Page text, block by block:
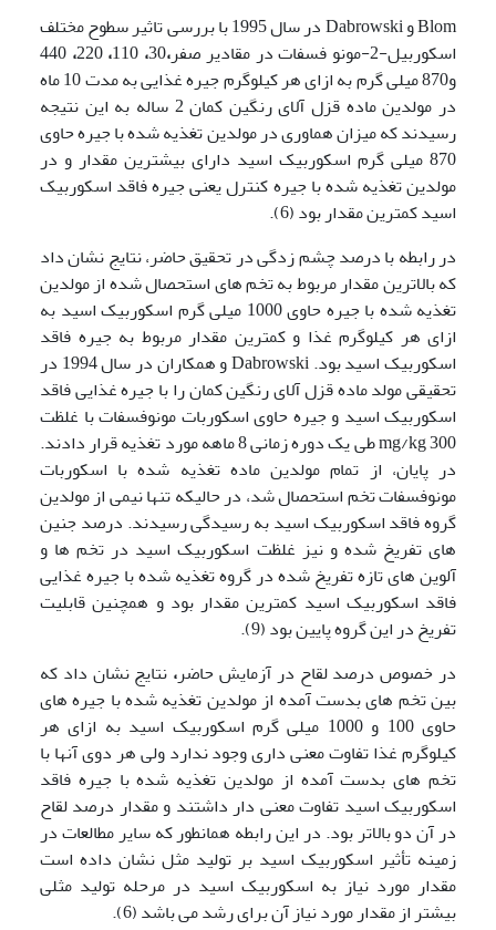
Blom و Dabrowski در سال 1995 با بررسی تاثیر سطوح مختلف
اسکوربیل-2-مونو فسفات در مقادیر صفر
،30، 110،220، 440
و870 میلی گرم به ازای هر کیلوگرم جیره غذایی به مدت 10 ماه
در مولدین ماده قزل آلای رنگین کمان 2 ساله به این نتیجه
رسیدند که میزان هماوری در مولدین تغذیه شده با جیره حاوی
870 میلی گرم اسکوربیک اسید دارای بیشترین مقدار و در
مولدین تغذیه شده با جیره کنترل یعنی جیره فاقد اسکوربیک
اسید کمترین مقدار بود (6).
در رابطه با درصد چشم زدگی در تحقیق حاضر، نتایج نشان داد
که بالاترین مقدار مربوط به تخم های استحصال شده از مولدین
تغذیه شده با جیره حاوی 1000 میلی گرم اسکوربیک اسید به
ازای هر کیلوگرم غذا و کمترین مقدار مربوط به جیره فاقد
اسکوربیک اسید بود. Dabrowski و همکاران در سال 1994 در
تحقیقی مولد ماده قزل آلای رنگین کمان را با جیره غذایی فاقد
اسکوربیک اسید و جیره حاوی اسکوربات مونوفسفات با غلظت
mg/kg 300 طی یک دوره زمانی 8 ماهه مورد تغذیه قرار دادند.
در پایان، از تمام مولدین ماده تغذیه شده با اسکوربات
مونوفسفات تخم استحصال شد، در حالیکه تنها نیمی از مولدین
گروه فاقد اسکوربیک اسید به رسیدگی رسیدند. درصد جنین
های تفریخ شده و نیز غلظت اسکوربیک اسید در تخم ها و
آلوین های تازه تفریخ شده در گروه تغذیه شده با جیره غذایی
فاقد اسکوربیک اسید کمترین مقدار بود و همچنین قابلیت
تفریخ در این گروه پایین بود (9).
در خصوص درصد لقاح در آزمایش حاضر، نتایج نشان داد که
بین تخم های بدست آمده از مولدین تغذیه شده با جیره های
حاوی 100 و 1000 میلی گرم اسکوربیک اسید به ازای هر
کیلوگرم غذا تفاوت معنی داری وجود ندارد ولی هر دوی آنها با
تخم های بدست آمده از مولدین تغذیه شده با جیره فاقد
اسکوربیک اسید تفاوت معنی دار داشتند و مقدار درصد لقاح
در آن دو بالاتر بود. در این رابطه همانطور که سایر مطالعات در
زمینه تأثیر اسکوربیک اسید بر تولید مثل نشان داده است
مقدار مورد نیاز به اسکوربیک اسید در مرحله تولید مثلی
بیشتر از مقدار مورد نیاز آن برای رشد می باشد (6).